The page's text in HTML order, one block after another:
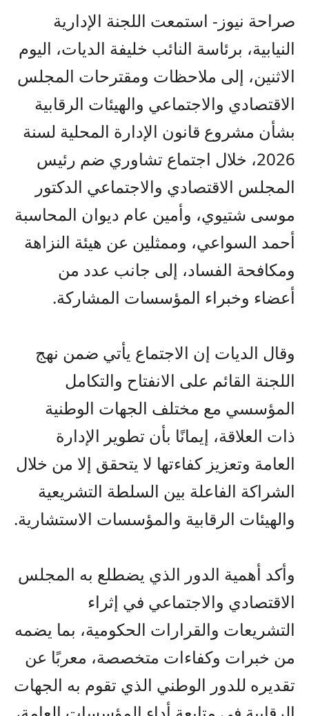
صراحة نيوز- استمعت اللجنة الإدارية
النيابية، برئاسة النائب خليفة الديات، اليوم
الاثنين، إلى ملاحظات ومقترحات المجلس
الاقتصادي والاجتماعي والهيئات الرقابية
بشأن مشروع قانون الإدارة المحلية لسنة
2026، خلال اجتماع تشاوري ضم رئيس
المجلس الاقتصادي والاجتماعي الدكتور
موسى شتيوي، وأمين عام ديوان المحاسبة
أحمد السواعي، وممثلين عن هيئة النزاهة
ومكافحة الفساد، إلى جانب عدد من
أعضاء وخبراء المؤسسات المشاركة.
وقال الديات إن الاجتماع يأتي ضمن نهج
اللجنة القائم على الانفتاح والتكامل
المؤسسي مع مختلف الجهات الوطنية
ذات العلاقة، إيمانًا بأن تطوير الإدارة
العامة وتعزيز كفاءتها لا يتحقق إلا من خلال
الشراكة الفاعلة بين السلطة التشريعية
والهيئات الرقابية والمؤسسات الاستشارية.
وأكد أهمية الدور الذي يضطلع به المجلس
الاقتصادي والاجتماعي في إثراء
التشريعات والقرارات الحكومية، بما يضمه
من خبرات وكفاءات متخصصة، معربًا عن
تقديره للدور الوطني الذي تقوم به الجهات